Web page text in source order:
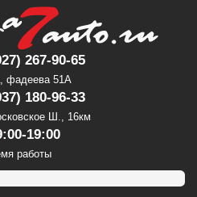
267-90-65
фадеева 51А
180-96-33
Ш., 16км
19:00
работы